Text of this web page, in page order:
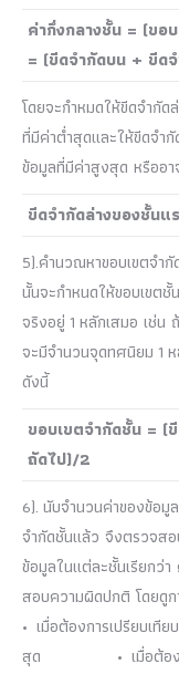
ค่ากึ่งกลางชั้น = (ขอ
= (ขีดจำกัดบน + ขีด
โดยจะกำหมดให้ขีดจำกั
ที่มีค่าต่ำสุดและให้ขีดจำ
ข้อมูลที่มีค่าสูงสุด หรืออ
ขีดจำกัดล่างของชั้น
5).คำนวณหาขอบเขตจำ
นั้นจะกำหนดให้ขอบเขต
จริงอยู่ 1 หลักเสมอ เช่น
จะมีจำนวนจุดทศนิยม 1
ดังนี้
ขอบเขตจำกัดชั้น = (
ถัดไป)/2
6). นับจำนวนค่าของข้อ
จำกัดชั้นแล้ว จึงตรวจส
ข้อมูลในแต่ละชั้นเรี
สอบความผิดปกติ โด
• เมื่อต้องการเปรียบเที
สุด • เมื่อต้องการต